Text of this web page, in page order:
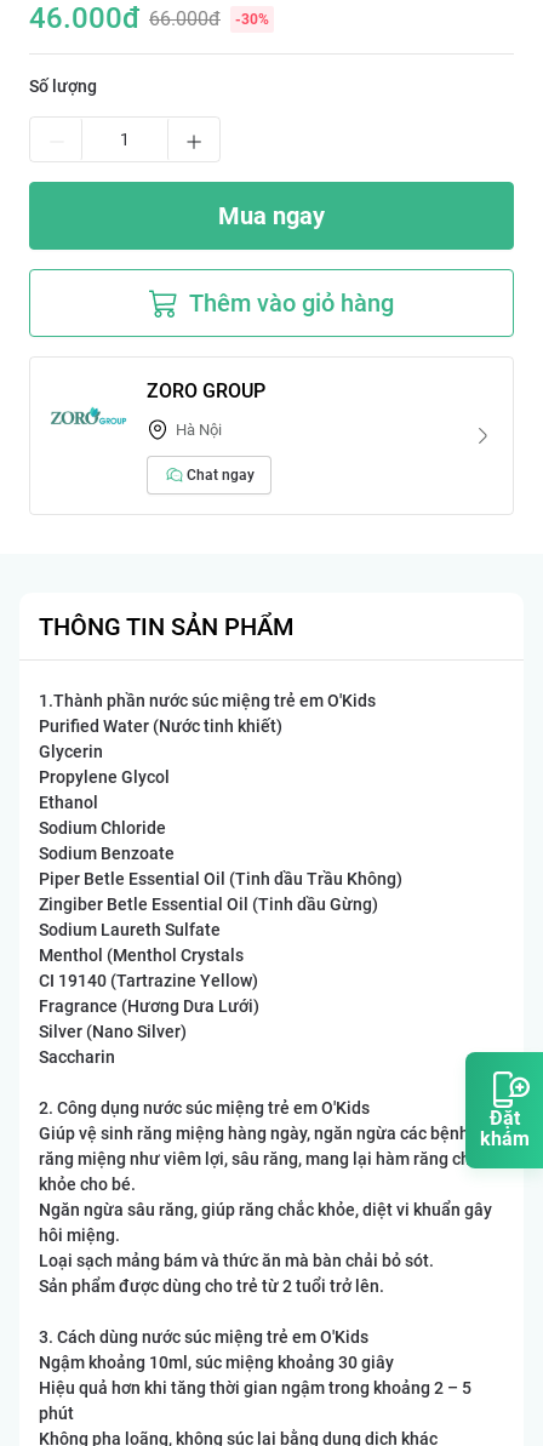
Đặt
khám
46.000đ 66.000đ -30%
Số lượng
Mua ngay
Thêm vào giỏ hàng
ZORO GROUP
Hà Nội
Chat ngay
THÔNG TIN SẢN PHẨM
1.Thành phần nước súc miệng trẻ em O'Kids
Purified Water (Nước tinh khiết)
Glycerin
Propylene Glycol
Ethanol
Sodium Chloride
Sodium Benzoate
Piper Betle Essential Oil (Tinh dầu Trầu Không)
Zingiber Betle Essential Oil (Tinh dầu Gừng)
Sodium Laureth Sulfate
Menthol (Menthol Crystals
CI 19140 (Tartrazine Yellow)
Fragrance (Hương Dưa Lưới)
Silver (Nano Silver)
Saccharin
2. Công dụng nước súc miệng trẻ em O'Kids
Giúp vệ sinh răng miệng hàng ngày, ngăn ngừa các bệnh về
răng miệng như viêm lợi, sâu răng, mang lại hàm răng chắc
khỏe cho bé.
Ngăn ngừa sâu răng, giúp răng chắc khỏe, diệt vi khuẩn gây
hôi miệng.
Loại sạch mảng bám và thức ăn mà bàn chải bỏ sót.
Sản phẩm được dùng cho trẻ từ 2 tuổi trở lên.
3. Cách dùng nước súc miệng trẻ em O'Kids
Ngậm khoảng 10ml, súc miệng khoảng 30 giây
Hiệu quả hơn khi tăng thời gian ngậm trong khoảng 2 – 5
phút
Không pha loãng, không súc lại bằng dung dịch khác